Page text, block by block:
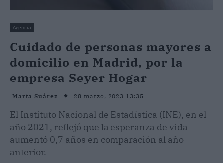
Agencia
Cuidado de personas mayores a
domicilio en Madrid, por la
empresa Seyer Hogar
Marta Suárez 28 marzo, 2023 13:35
El Instituto Nacional de Estadística (INE), en el
año 2021, reflejó que la esperanza de vida
aumentó 0,7 años en comparación al año
anterior.